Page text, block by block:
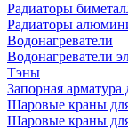
Радиаторы
Радиаторы
Водонагреватели
Водонагреватели
Тэны
Запорная арматура
Шаровые краны
Шаровые краны для